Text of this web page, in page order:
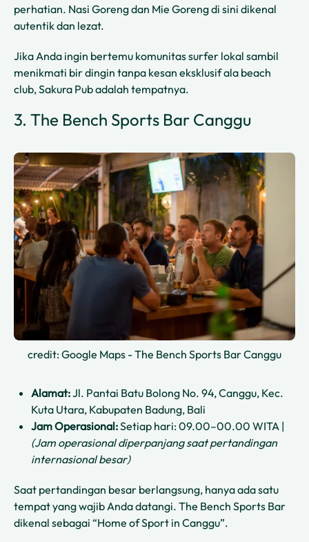
perhatian. Nasi Goreng dan Mie Goreng di sini dikenal
autentik dan lezat.
Jika Anda ingin bertemu komunitas surfer lokal sambil
menikmati bir dingin tanpa kesan eksklusif ala beach
club, Sakura Pub adalah tempatnya.
3. The Bench Sports Bar Canggu
credit: Google Maps - The Bench Sports Bar Canggu
Alamat:Jl. Pantai Batu Bolong No. 94, Canggu, Kec.
Kuta Utara, Kabupaten Badung, Bali
Jam Operasional:Setiap hari: 09.00–00.00 WITA |
(Jam operasional diperpanjang saat pertandingan
internasional besar)
Saat pertandingan besar berlangsung, hanya ada satu
tempat yang wajib Anda datangi. The Bench Sports Bar
dikenal sebagai “Home of Sport in Canggu”.